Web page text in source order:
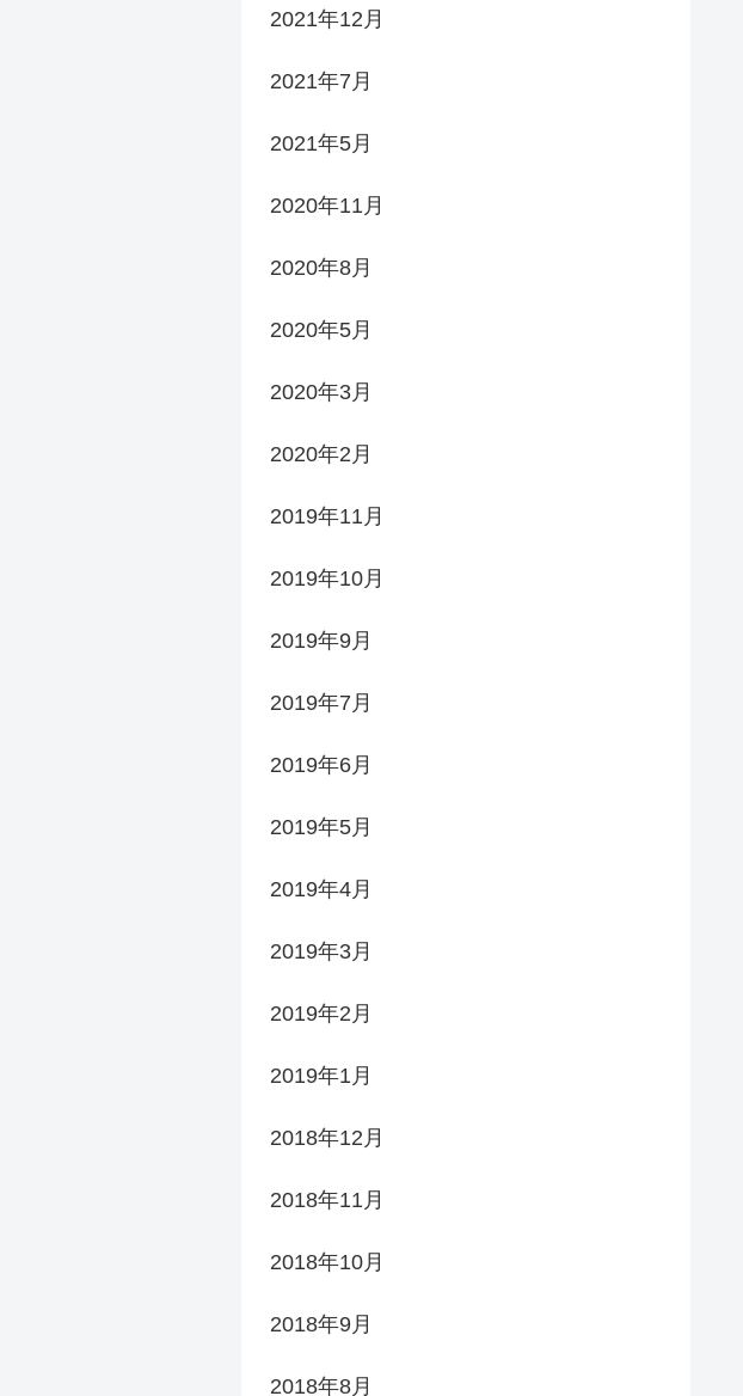
2021年12月
2021年7月
2021年5月
2020年11月
2020年8月
2020年5月
2020年3月
2020年2月
2019年11月
2019年10月
2019年9月
2019年7月
2019年6月
2019年5月
2019年4月
2019年3月
2019年2月
2019年1月
2018年12月
2018年11月
2018年10月
2018年9月
2018年8月